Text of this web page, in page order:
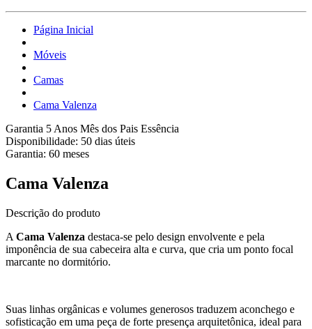
Página Inicial
Móveis
Camas
Cama Valenza
Garantia 5 Anos Mês dos Pais Essência
Disponibilidade: 50 dias úteis
Garantia: 60 meses
Cama Valenza
Descrição do produto
A Cama Valenza destaca-se pelo design envolvente e pela
imponência de sua cabeceira alta e curva, que cria um ponto focal
marcante no dormitório.
Suas linhas orgânicas e volumes generosos traduzem aconchego e
sofisticação em uma peça de forte presença arquitetônica, ideal para